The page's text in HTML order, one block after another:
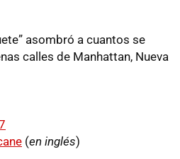
asombró a cuantos se
calles de Manhattan, Nueva
(en inglés)